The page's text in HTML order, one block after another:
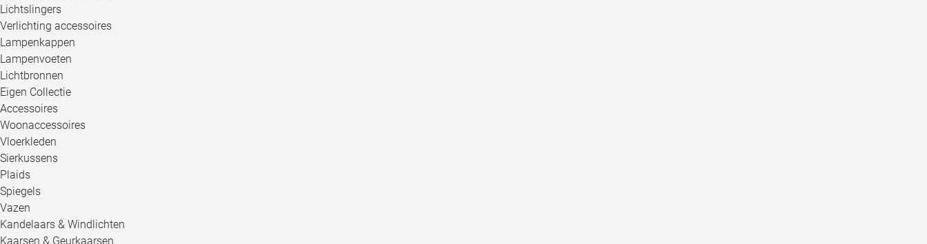
Lichtslingers
Verlichting accessoires
Lampenkappen
Lampenvoeten
Lichtbronnen
Eigen Collectie
Accessoires
Woonaccessoires
Vloerkleden
Sierkussens
Plaids
Spiegels
Vazen
Kandelaars & Windlichten
Kaarsen & Geurkaarsen